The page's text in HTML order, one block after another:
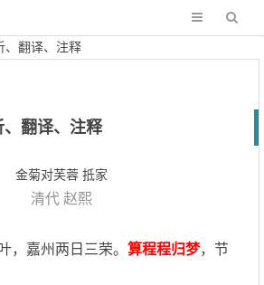
、翻译、注释
翻译、注释
金菊对芙蓉 抵家
清代 赵熙
，嘉州两日三荣。算程程归梦，节